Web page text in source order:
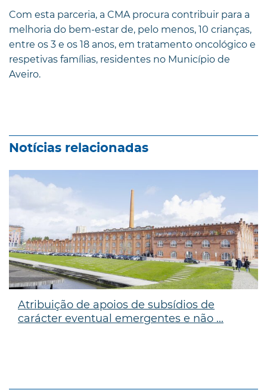
Com esta parceria, a CMA procura contribuir para a
melhoria do bem-estar de, pelo menos, 10 crianças,
entre os 3 e os 18 anos, em tratamento oncológico e
respetivas famílias, residentes no Município de
Aveiro.
Notícias relacionadas
Atribuição de apoios de subsídios de
carácter eventual emergentes e não ...